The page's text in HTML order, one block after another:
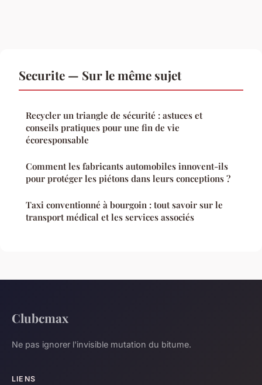
Securite — Sur le même sujet
Recycler un triangle de sécurité : astuces et
conseils pratiques pour une fin de vie
écoresponsable
Comment les fabricants automobiles innovent-ils
pour protéger les piétons dans leurs conceptions ?
Taxi conventionné à bourgoin : tout savoir sur le
transport médical et les services associés
Clubcmax
Ne pas ignorer l'invisible mutation du bitume.
LIENS